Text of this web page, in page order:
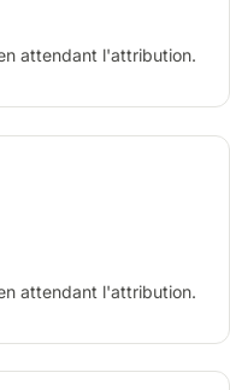
attendant l'attribution.
attendant l'attribution.